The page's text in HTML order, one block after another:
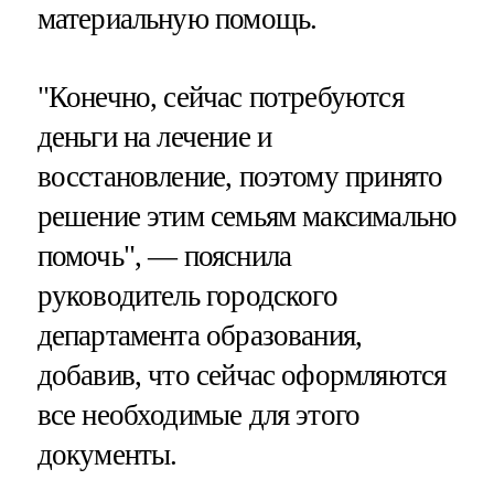
материальную помощь.
"Конечно, сейчас потребуются
деньги на лечение и
восстановление, поэтому принято
решение этим семьям максимально
помочь", — пояснила
руководитель городского
департамента образования,
добавив, что сейчас оформляются
все необходимые для этого
документы.